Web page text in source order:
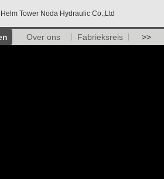
Tower Noda Hydraulic Co.,Ltd
Over ons Fabrieksreis >>